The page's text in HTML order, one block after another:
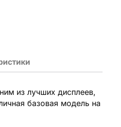
из лучших дисплеев,
базовая модель на